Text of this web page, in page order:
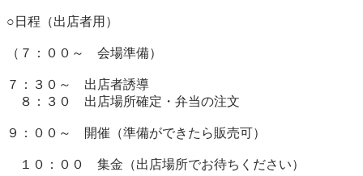
○日程（出店者用）
（７：００～　会場準備）
７：３０～　出店者誘導
８：３０　出店場所確定・弁当の注文
９：００～　開催（準備ができたら販売可）
１０：００　集金（出店場所でお待ちください）